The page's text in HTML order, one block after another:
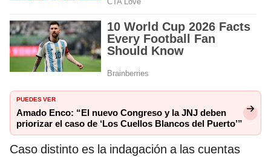
PUEDES VER
Amado Enco: “El nuevo Congreso y la JNJ deben
priorizar el caso de ‘Los Cuellos Blancos del Puerto’”
Caso distinto es la indagación a las cuentas